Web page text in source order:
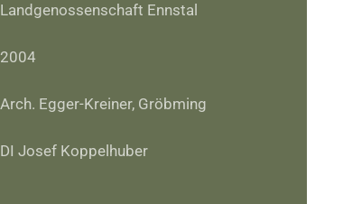
Landgenossenschaft Ennstal
2004
Arch. Egger-Kreiner, Gröbming
DI Josef Koppelhuber